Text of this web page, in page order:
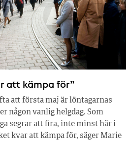
att kämpa för”
att första maj är löntagarnas
någon vanlig helgdag. Som
segrar att fira, inte minst här i
kvar att kämpa för, säger Marie